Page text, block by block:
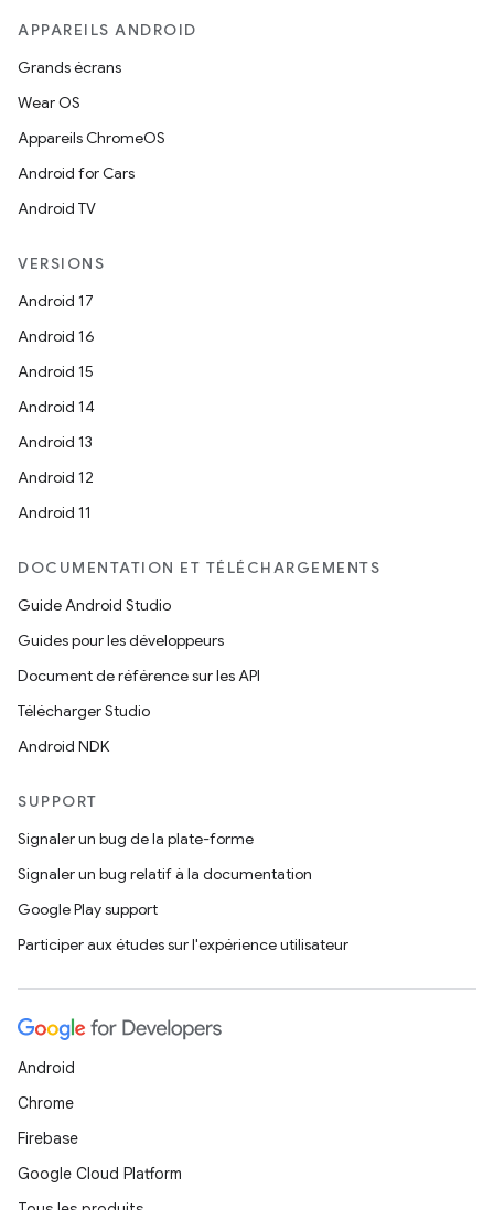
APPAREILS ANDROID
Grands écrans
Wear OS
Appareils ChromeOS
Android for Cars
Android TV
VERSIONS
Android 17
Android 16
Android 15
Android 14
Android 13
Android 12
Android 11
DOCUMENTATION ET TÉLÉCHARGEMENTS
Guide Android Studio
Guides pour les développeurs
Document de référence sur les API
Télécharger Studio
Android NDK
SUPPORT
Signaler un bug de la plate-forme
Signaler un bug relatif à la documentation
Google Play support
Participer aux études sur l'expérience utilisateur
Android
Chrome
Firebase
Google Cloud Platform